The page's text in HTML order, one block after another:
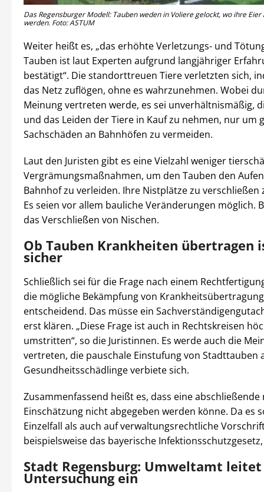
Das Regensburger Modell: Tauben weden in Voliere gelockt, wo ihre
werden. Foto: ASTUM
Weiter heißt es, „das erhöhte Verletzungs- und
Tauben ist laut Experten aufgrund langjähriger
bestätigt“. Die standorttreuen Tiere verletzten sich,
das Netz zuflögen, ohne es wahrzunehmen. Wobei
Meinung vertreten werde, es sei unverhältnismäßig,
und das Leiden der Tiere in Kauf zu nehmen, nur um
Sachschäden an Bahnhöfen zu vermeiden.
Laut den Juristen gibt es eine Vielzahl weniger
Vergrämungsmaßnahmen, um den Tauben den
Bahnhof zu verleiden. Ihre Nistplätze zu verschließen
Es seien vor allem bauliche Veränderungen möglich.
das Verschließen von Nischen.
Ob Tauben Krankheiten übertragen
sicher
Schließlich sei für die Frage nach einem
die mögliche Bekämpfung von
entscheidend. Das müsse ein
erst klären. „Diese Frage ist auch in Rechtskreisen
umstritten“, so die Juristinnen. Es werde auch die
vertreten, die pauschale Einstufung von Stadttauben
Gesundheitsschädlinge verbiete sich.
Zusammenfassend heißt es, dass eine
Einschätzung nicht abgegeben werden könne. Da es
Einzelfall als auch auf verwaltungsrechtliche
beispielsweise das bayerische
Stadt Regensburg: Umweltamt leitet
Untersuchung ein